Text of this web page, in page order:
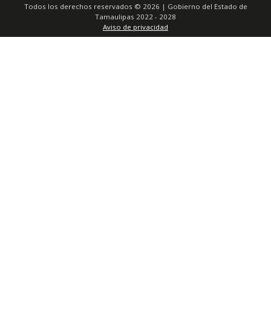
Todos los derechos reservados © 2026 | Gobierno del Estado de
Tamaulipas 2022 - 2028
Aviso de privacidad